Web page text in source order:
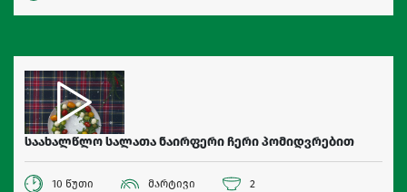
საახალწლო სალათა ნაირფერი ჩერი პომიდვრებით
10 წუთი მარტივი 2